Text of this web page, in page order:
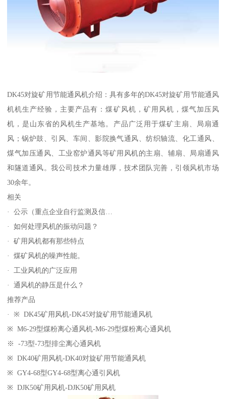
DK45对旋矿用节能通风机介绍：具有多年的DK45对旋矿用节能通风
机机生产经验，主要产品有：煤矿风机，矿用风机，煤气加压风
机，是山东省的风机生产基地。产品广泛用于煤矿主扇、局扇通
风；锅炉鼓、引风、车间、影院换气通风、纺织轴流、化工通风、
煤气加压通风、工业窑炉通风等矿用风机的主扇、辅扇、局扇通风
和隧道通风。我公司技术力量雄厚，技术团队完善，引领风机市场
30余年。
相关
· 公示（重点企业自行监测及信…
· 如何处理风机的振动问题？
· 矿用风机都有那些特点
· 煤矿风机的噪声性能。
· 工业风机的广泛应用
· 通风机的静压是什么？
推荐产品
· ※ DK45矿用风机-DK45对旋矿用节能通风机
※ M6-29型煤粉离心通风机-M6-29型煤粉离心通风机
※ -73型-73型排尘离心通风机
※ DK40矿用风机-DK40对旋矿用节能通风机
※ GY4-68型GY4-68型离心通引风机
※ DJK50矿用风机-DJK50矿用风机